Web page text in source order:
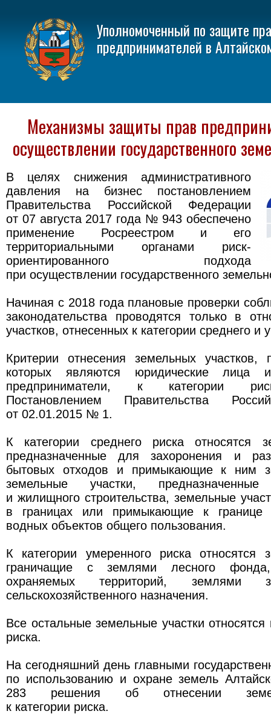
Уполномоченный по защите
предпринимателей в
Механизмы защиты прав
осуществлении государственного
В целях снижения административного
давления на бизнес постановлением
Правительства Российской Федерации
от 07 августа 2017 года № 943 обеспечено
применение Росреестром и его
территориальными органами риск-
ориентированного подхода
при осуществлении государственного
Начиная с 2018 года плановые проверки
законодательства проводятся только в
участков, отнесенных к категории среднего и
Критерии отнесения земельных участков,
которых являются юридические лица
предприниматели, к категории
Постановлением Правительства
от 02.01.2015 № 1.
К категории среднего риска относятся
предназначенные для захоронения и
бытовых отходов и примыкающие к ним
земельные участки,
и жилищного строительства, земельные
в границах или примыкающие к границе
водных объектов общего пользования.
К категории умеренного риска относятся
граничащие с землями лесного
охраняемых территорий, землями
сельскохозяйственного назначения.
Все остальные земельные участки относятся
риска.
На сегодняшний день главными
по использованию и охране земель
283 решения об отнесении
к категории риска.